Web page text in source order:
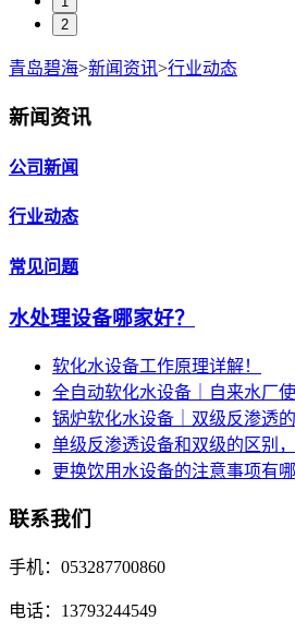
2
青岛碧海>新闻资讯>行业动态
新闻资讯
公司新闻
行业动态
常见问题
水处理设备哪家好？
软化水设备工作原理详解！
全自动软化水设备｜自来水厂
锅炉软化水设备｜双级反渗透
单级反渗透设备和双级的区别，
更换饮用水设备的注意事项有
联系我们
手机：053287700860
电话：13793244549